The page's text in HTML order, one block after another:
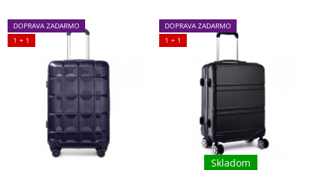
DOPRAVA ZADARMO
1 + 1
DOPRAVA ZADARMO
1 + 1
Skladom